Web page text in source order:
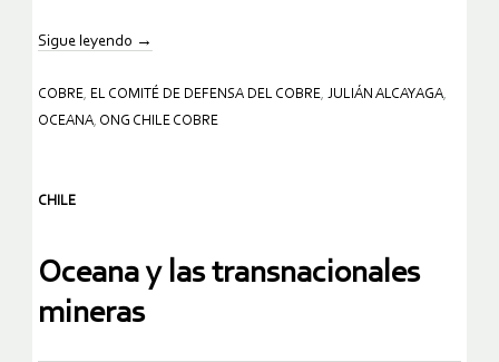
Sigue leyendo →
COBRE, EL COMITÉ DE DEFENSA DEL COBRE, JULIÁN ALCAYAGA,
OCEANA, ONG CHILE COBRE
CHILE
Oceana y las transnacionales
mineras